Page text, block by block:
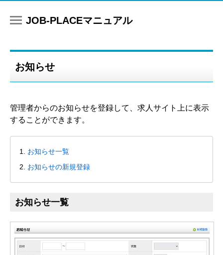
マニュアル
お知らせ
管理者からのお知らせを登録して、求人サイト上に表示
することができます。
お知らせ一覧
お知らせの新規登録
お知らせ一覧